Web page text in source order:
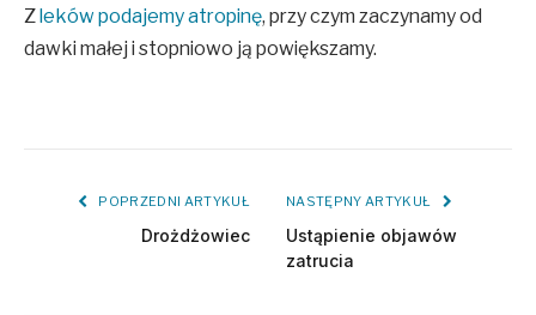
Zleków podajemy atropinę, przy czym zaczynamy od
dawki małej i stopniowo ją powiększamy.
POPRZEDNI ARTYKUŁ
Drożdżowiec
NASTĘPNY ARTYKUŁ
Ustąpienie objawów
zatrucia